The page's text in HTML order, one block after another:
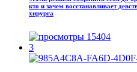
кто и зачем восстанавливает
хирурга
15404
3